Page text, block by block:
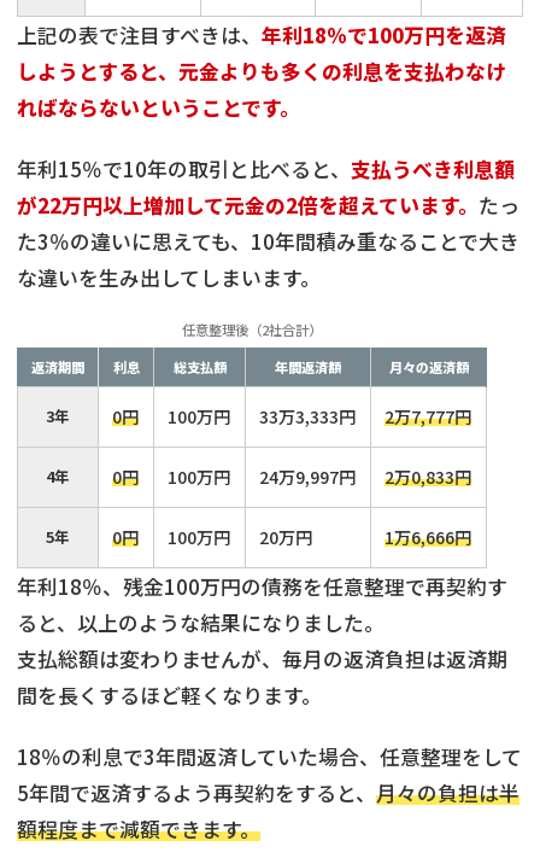
上記の表で注目すべきは、 年利18％で100万円を返済
しようとすると、元金よりも多くの利息を支払わなけ
ればならないということです。
年利15％で10年の取引と比べると、 支払うべき利息額
が22万円以上増加して元金の2倍を超えています。 たっ
た3％の違いに思えても、10年間積み重なることで大き
な違いを生み出してしまいます。
任意整理後（2社合計）
返済期間
利息 総支払額 年間返済額 月々の返済額
3年 0円 100万円 33万3,333円 2万7,777円
4年 0円 100万円 24万9,997円 2万0,833円
5年 0円 100万円 20万円 1万6,666円
年利18％、残金100万円の債務を任意整理で再契約す
ると、以上のような結果になりました。
支払総額は変わりませんが、毎月の返済負担は返済期
間を長くするほど軽くなります。
18％の利息で3年間返済していた場合、任意整理をして
5年間で返済するよう再契約をすると、 月々の負担は半
額程度まで減額できます。